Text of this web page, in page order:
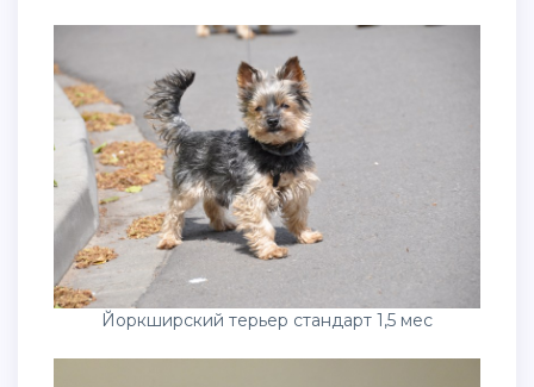
Йоркширский терьер стандарт 1,5 мес